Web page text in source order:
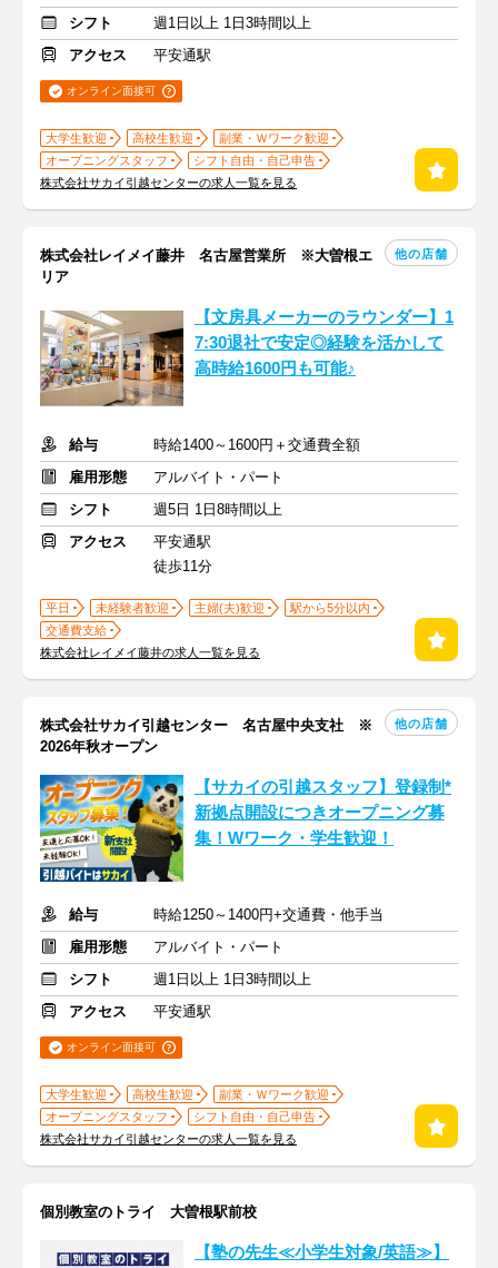
シフト
週1日以上 1日3時間以上
アクセス
平安通駅
オンライン面接可
大学生歓迎 高校生歓迎
副業・Ｗワーク歓迎
オープニングスタッフ
シフト自由・自己申告
株式会社サカイ引越センターの求人一覧を見る
株式会社レイメイ藤井 名古屋営業所 ※大曽根エ
リア
他の店舗
【文房具メーカーのラウンダー】1
7:30退社で安定◎経験を活かして
高時給1600円も可能♪
給与
時給1400～1600円＋交通費全額
雇用形態
アルバイト・パート
シフト
週5日 1日8時間以上
アクセス
平安通駅
徒歩11分
平日 未経験者歓迎 主婦(夫)歓迎
駅から5分以内
交通費支給
株式会社レイメイ藤井の求人一覧を見る
株式会社サカイ引越センター 名古屋中央支社 ※
2026年秋オープン
他の店舗
【サカイの引越スタッフ】登録制*
新拠点開設につきオープニング募
集！Wワーク・学生歓迎！
給与
時給1250～1400円+交通費・他手当
雇用形態
アルバイト・パート
シフト
週1日以上 1日3時間以上
アクセス
平安通駅
オンライン面接可
大学生歓迎 高校生歓迎
副業・Ｗワーク歓迎
オープニングスタッフ
シフト自由・自己申告
株式会社サカイ引越センターの求人一覧を見る
個別教室のトライ 大曽根駅前校
【塾の先生≪小学生対象/英語≫】